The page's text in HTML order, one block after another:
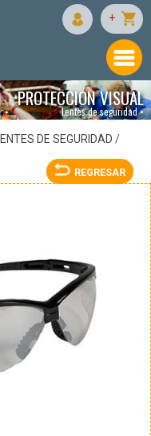
+
PROTECCIÓN VISUAL
Lentes de seguridad •
LENTES DE SEGURIDAD /
REGRESAR